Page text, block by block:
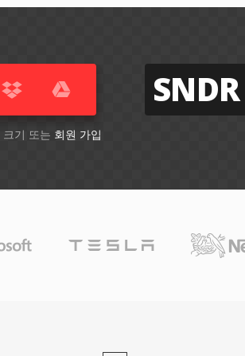
기 또는 회원 가입
SNDR